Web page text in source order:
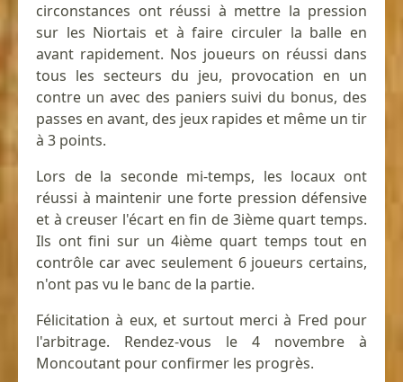
circonstances ont réussi à mettre la pression
sur les Niortais et à faire circuler la balle en
avant rapidement. Nos joueurs on réussi dans
tous les secteurs du jeu, provocation en un
contre un avec des paniers suivi du bonus, des
passes en avant, des jeux rapides et même un tir
à 3 points.
Lors de la seconde mi-temps, les locaux ont
réussi à maintenir une forte pression défensive
et à creuser l'écart en fin de 3ième quart temps.
Ils ont fini sur un 4ième quart temps tout en
contrôle car avec seulement 6 joueurs certains,
n'ont pas vu le banc de la partie.
Félicitation à eux, et surtout merci à Fred pour
l'arbitrage. Rendez-vous le 4 novembre à
Moncoutant pour confirmer les progrès.